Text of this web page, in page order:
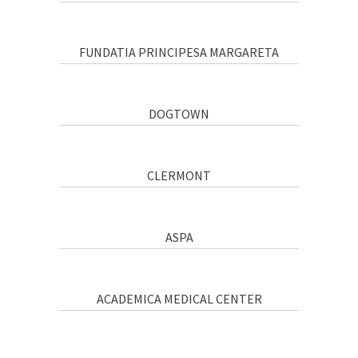
FUNDATIA PRINCIPESA MARGARETA
DOGTOWN
CLERMONT
ASPA
ACADEMICA MEDICAL CENTER